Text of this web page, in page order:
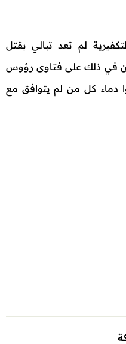
لم تعد تبالي بقتل
في ذلك على فتاوى رؤوس
دماء كل من لم يتوافق مع